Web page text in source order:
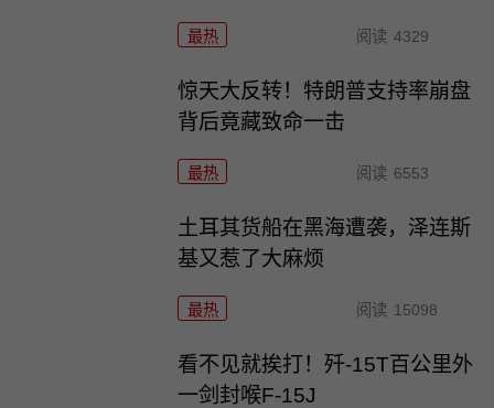
最热 阅读 4329
惊天大反转！特朗普支持率崩盘
背后竟藏致命一击
最热 阅读 6553
土耳其货船在黑海遭袭，泽连斯
基又惹了大麻烦
最热 阅读 15098
看不见就挨打！歼-15T百公里外
一剑封喉F-15J